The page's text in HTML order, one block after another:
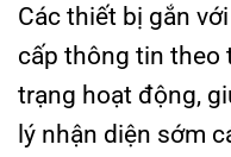
Các thiết bị gắn
cấp thông tin theo
trạng hoạt động,
lý nhận diện sớm